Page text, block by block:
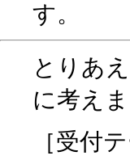
す。
とりあ
に考え
［受付